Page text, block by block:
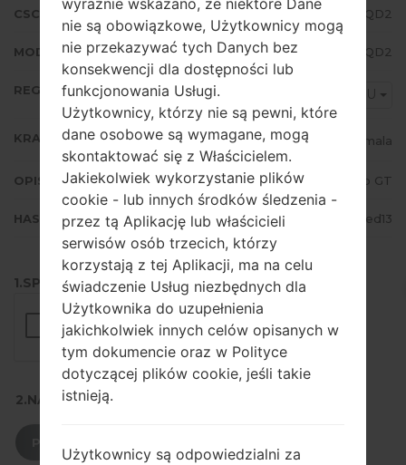
CSC WERSJA J710MNUWA3AQD2
MODEM/CP WERSJA J710MNUBU3AQD2
REGION PGU
KRAJ Guatemala
OPIS Claro GT
HASH 8b70a73abdcbb1e75f942ea59077ed13
1.SPRAWDŹ RECAPTCHA
2.NACIŚNIJ, ABY POBRAĆ
nie są obowiązkowe, Użytkownicy mogą
nie przekazywać tych Danych bez
konsekwencji dla dostępności lub
funkcjonowania Usługi.
Użytkownicy, którzy nie są pewni, które
dane osobowe są wymagane, mogą
skontaktować się z Właścicielem.
Jakiekolwiek wykorzystanie plików
cookie - lub innych środków śledzenia -
przez tą Aplikację lub właścicieli
serwisów osób trzecich, którzy
korzystają z tej Aplikacji, ma na celu
świadczenie Usług niezbędnych dla
Użytkownika do uzupełnienia
jakichkolwiek innych celów opisanych w
tym dokumencie oraz w Polityce
dotyczącej plików cookie, jeśli takie
istnieją.
Użytkownicy są odpowiedzialni za